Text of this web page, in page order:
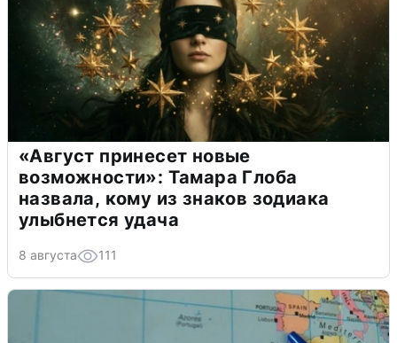
«Август принесет новые
возможности»: Тамара Глоба
назвала, кому из знаков зодиака
улыбнется удача
8 августа 111